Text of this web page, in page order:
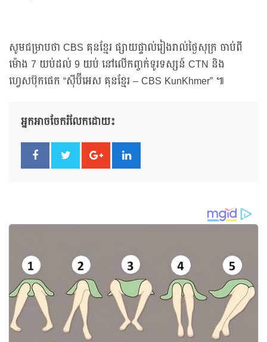
សូមជម្រាបថា CBS គុនខ្មែរ ផ្សាយផ្ទាល់រៀងរាល់ថ្ងៃសុក្រ ចាប់ពី
ម៉ោង 7 យប់ដល់ 9 យប់ នៅលើកញ្ចក់ទូរទស្សន៍ CTN និង
ហ្វេសប៊ុកផេក “ស៊ីប៊ីអេស គុនខ្មែរ – CBS KunKhmer” ៕
អ្នកអាចចែករំលែកដោយ៖